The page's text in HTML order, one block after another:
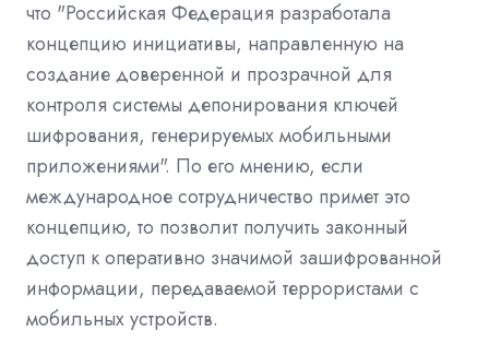
что "Российская Федерация разработала
концепцию инициативы, направленную на
создание доверенной и прозрачной для
контроля системы депонирования ключей
шифрования, генерируемых мобильными
приложениями". По его мнению, если
международное сотрудничество примет это
концепцию, то позволит получить законный
доступ к оперативно значимой зашифрованной
информации, передаваемой террористами с
мобильных устройств.